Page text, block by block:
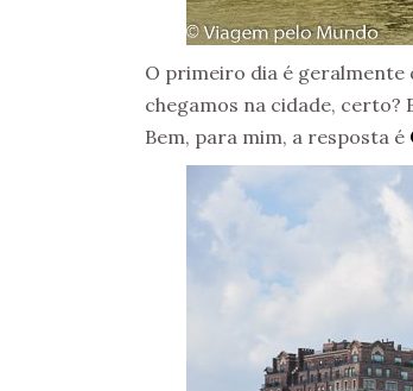
O primeiro dia é geralmente
chegamos na cidade, certo?
Bem, para mim, a resposta é